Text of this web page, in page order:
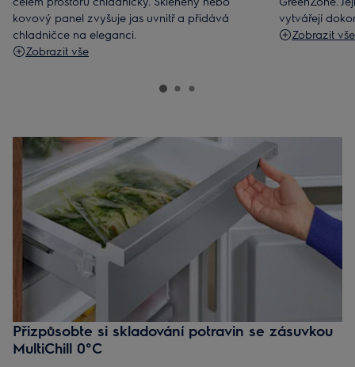
kovový panel zvyšuje jas uvnitř a přidává
chladničce na eleganci.
Zobrazit vše
vytvářejí
Zobrazit vše
Přizpůsobte si skladování potravin se zásuvkou
MultiChill 0°C